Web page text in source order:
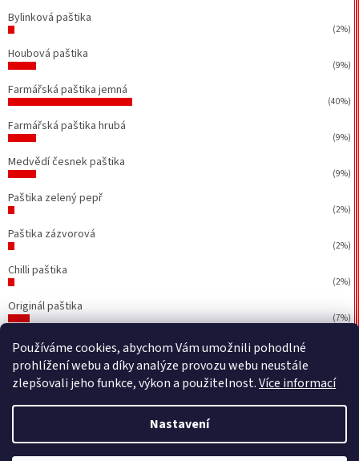
Používáme cookies, abychom Vám umožnili pohodlné
prohlížení webu a díky analýze provozu webu neustále
zlepšovali jeho funkce, výkon a použitelnost.Více informací
Nastavení
Bylinková paštika
(2%)
Houbová paštika
(9%)
Farmářská paštika jemná
(40%)
Farmářská paštika hrubá
(9%)
Medvědí česnek paštika
(9%)
Paštika zelený pepř
(2%)
Paštika zázvorová
(2%)
Chilli paštika
(2%)
Originál paštika
(7%)
Počet hlasů:43